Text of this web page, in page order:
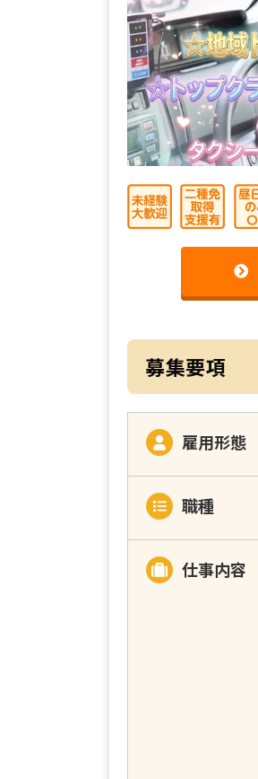
募集要項
雇用形態
職種
仕事内容